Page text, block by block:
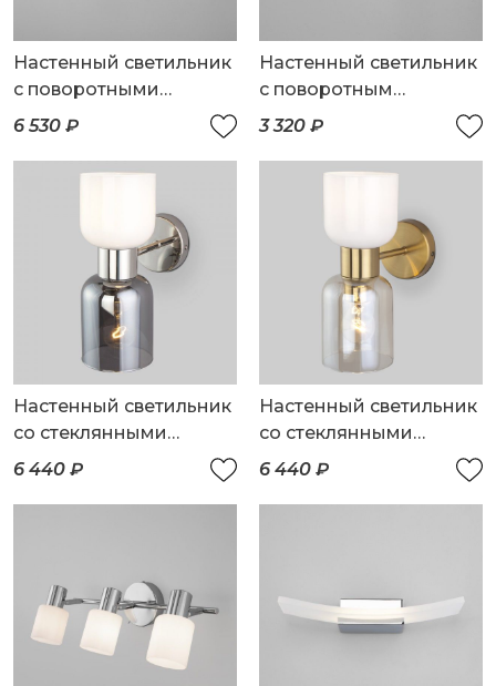
Настенный светильник
с поворотными
плафонами
6 530 ₽
Настенный светильник
с поворотным
плафоном
3 320 ₽
Настенный светильник
со стеклянными
плафонами
6 440 ₽
Настенный светильник
со стеклянными
плафонами
6 440 ₽